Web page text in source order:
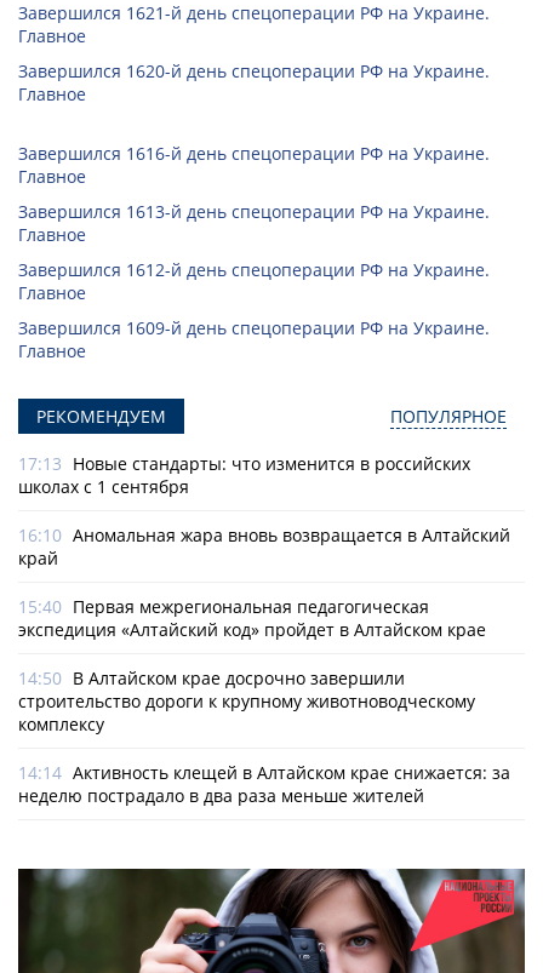
Завершился 1621-й день спецоперации РФ на Украине.
Главное
Завершился 1620-й день спецоперации РФ на Украине.
Главное
Завершился 1616-й день спецоперации РФ на Украине.
Главное
Завершился 1613-й день спецоперации РФ на Украине.
Главное
Завершился 1612-й день спецоперации РФ на Украине.
Главное
Завершился 1609-й день спецоперации РФ на Украине.
Главное
РЕКОМЕНДУЕМ ПОПУЛЯРНОЕ
17:13 Новые стандарты: что изменится в российских
школах с 1 сентября
16:10 Аномальная жара вновь возвращается в Алтайский
край
15:40 Первая межрегиональная педагогическая
экспедиция «Алтайский код» пройдет в Алтайском крае
14:50 В Алтайском крае досрочно завершили
строительство дороги к крупному животноводческому
комплексу
14:14 Активность клещей в Алтайском крае снижается: за
неделю пострадало в два раза меньше жителей